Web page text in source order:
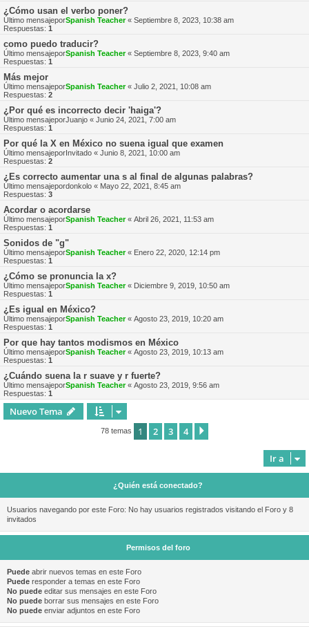
¿Cómo usan el verbo poner?
Último mensajeporSpanish Teacher« Septiembre 8, 2023, 10:38 am
Respuestas: 1
como puedo traducir?
Último mensajeporSpanish Teacher« Septiembre 8, 2023, 9:40 am
Respuestas: 1
Más mejor
Último mensajeporSpanish Teacher« Julio 2, 2021, 10:08 am
Respuestas: 2
¿Por qué es incorrecto decir 'haiga'?
Último mensajeporJuanjo « Junio 24, 2021, 7:00 am
Respuestas: 1
Por qué la X en México no suena igual que examen
Último mensajeporInvitado « Junio 8, 2021, 10:00 am
Respuestas: 2
¿Es correcto aumentar una s al final de algunas palabras?
Último mensajepordonkolo « Mayo 22, 2021, 8:45 am
Respuestas: 3
Acordar o acordarse
Último mensajeporSpanish Teacher« Abril 26, 2021, 11:53 am
Respuestas: 1
Sonidos de "g"
Último mensajeporSpanish Teacher« Enero 22, 2020, 12:14 pm
Respuestas: 1
¿Cómo se pronuncia la x?
Último mensajeporSpanish Teacher« Diciembre 9, 2019, 10:50 am
Respuestas: 1
¿Es igual en México?
Último mensajeporSpanish Teacher« Agosto 23, 2019, 10:20 am
Respuestas: 1
Por que hay tantos modismos en México
Último mensajeporSpanish Teacher« Agosto 23, 2019, 10:13 am
Respuestas: 1
¿Cuándo suena la r suave y r fuerte?
Último mensajeporSpanish Teacher« Agosto 23, 2019, 9:56 am
Respuestas: 1
Nuevo Tema
78 temas 1 2 3 4
Ir a
¿Quién está conectado?
Usuarios navegando por este Foro: No hay usuarios registrados visitando el Foro y 8
invitados
Permisos del foro
Puede abrir nuevos temas en este Foro
Puede responder a temas en este Foro
No puede editar sus mensajes en este Foro
No puede borrar sus mensajes en este Foro
No puede enviar adjuntos en este Foro